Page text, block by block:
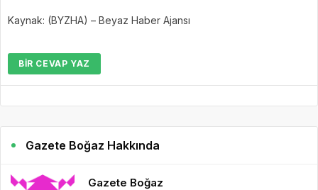
Kaynak: (BYZHA) – Beyaz Haber Ajansı
BIR CEVAP YAZ
Gazete Boğaz Hakkında
Gazete Boğaz